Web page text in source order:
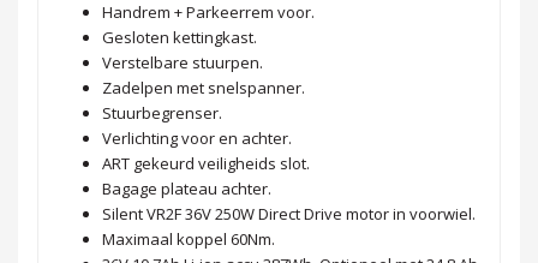
Handrem + Parkeerrem voor.
Gesloten kettingkast.
Verstelbare stuurpen.
Zadelpen met snelspanner.
Stuurbegrenser.
Verlichting voor en achter.
ART gekeurd veiligheids slot.
Bagage plateau achter.
Silent VR2F 36V 250W Direct Drive motor in voorwiel.
Maximaal koppel 60Nm.